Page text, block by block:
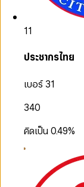
11
ประชากรไทย
เบอร์ 31
340
คิดเป็น0.49%